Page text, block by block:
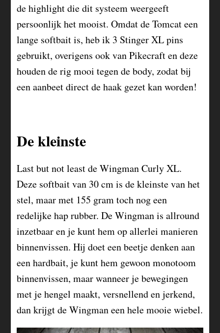
de highlight die dit systeem weergeeft
persoonlijk het mooist. Omdat de Tomcat een
lange softbait is, heb ik 3 Stinger XL pins
gebruikt, overigens ook van Pikecraft en deze
houden de rig mooi tegen de body, zodat bij
een aanbeet direct de haak gezet kan worden!
De kleinste
Last but not least de Wingman Curly XL.
Deze softbait van 30 cm is de kleinste van het
stel, maar met 155 gram toch nog een
redelijke hap rubber. De Wingman is allround
inzetbaar en je kunt hem op allerlei manieren
binnenvissen. Hij doet een beetje denken aan
een hardbait, je kunt hem gewoon monotoom
binnenvissen, maar wanneer je bewegingen
met je hengel maakt, versnellend en jerkend,
dan krijgt de Wingman een hele mooie wiebel.